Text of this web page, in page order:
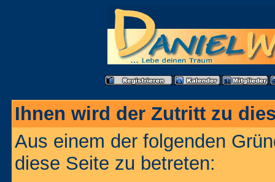
Ihnen wird der Zutritt zu
Aus einem der folgenden
diese Seite zu betreten: